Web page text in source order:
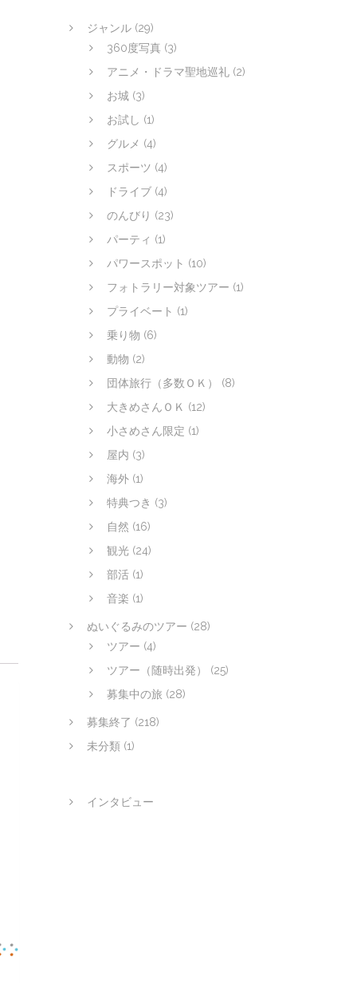
ジャンル (29)
360度写真 (3)
アニメ・ドラマ聖地巡礼 (2)
お城 (3)
お試し (1)
グルメ (4)
スポーツ (4)
ドライブ (4)
のんびり (23)
パーティ (1)
パワースポット (10)
フォトラリー対象ツアー (1)
プライベート (1)
乗り物 (6)
動物 (2)
団体旅行（多数ＯＫ）
(8)
大きめさんＯＫ (12)
小さめさん限定 (1)
屋内 (3)
海外 (1)
特典つき (3)
自然 (16)
観光 (24)
部活 (1)
音楽 (1)
ぬいぐるみのツアー (28)
ツアー (4)
ツアー（随時出発）
(25)
募集中の旅 (28)
募集終了 (218)
未分類 (1)
インタビュー